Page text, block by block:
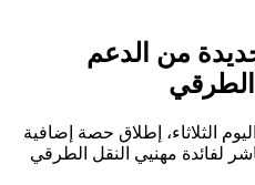
من الدعم
الطرقي
الثلاثاء، إطلاق حصة إضافية
لفائدة مهنيي النقل الطرقي